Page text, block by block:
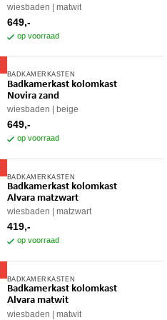
wiesbaden matwit
649,-
op voorraad
BADKAMERKASTEN
Badkamerkast kolomkast
Novira zand
wiesbaden beige
649,-
op voorraad
BADKAMERKASTEN
Badkamerkast kolomkast
Alvara matzwart
wiesbaden matzwart
419,-
op voorraad
BADKAMERKASTEN
Badkamerkast kolomkast
Alvara matwit
wiesbaden matwit